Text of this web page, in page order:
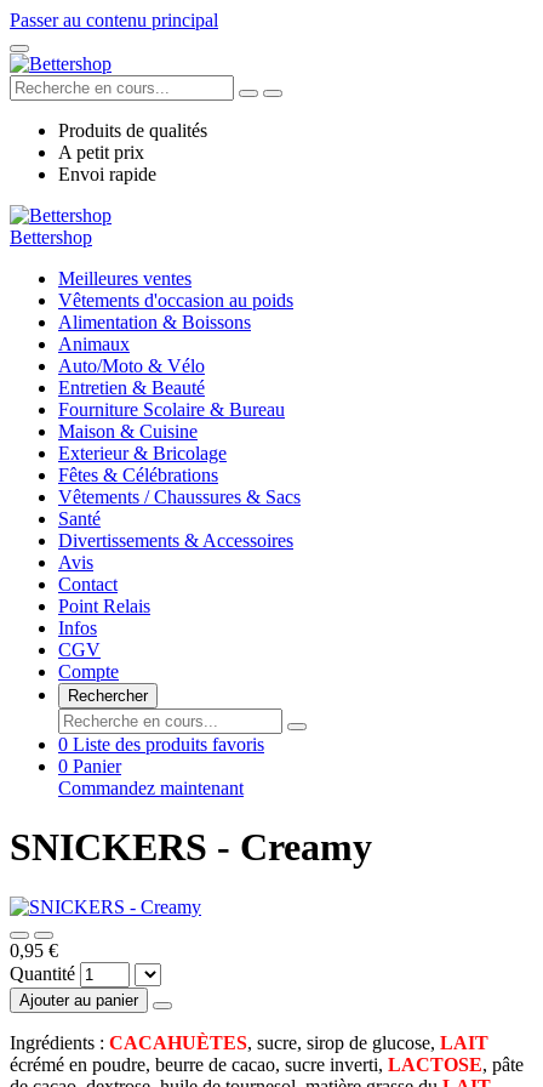
Passer au contenu principal
Produits de qualités
A petit prix
Envoi rapide
Bettershop
Meilleures ventes
Vêtements d'occasion au poids
Alimentation & Boissons
Animaux
Auto/Moto & Vélo
Entretien & Beauté
Fourniture Scolaire & Bureau
Maison & Cuisine
Exterieur & Bricolage
Fêtes & Célébrations
Vêtements / Chaussures & Sacs
Santé
Divertissements & Accessoires
Avis
Contact
Point Relais
Infos
CGV
Compte
Rechercher
0 Liste des produits favoris
0 Panier
Commandez maintenant
SNICKERS - Creamy
0,95 €
Quantité
Ajouter au panier
Ingrédients : CACAHUÈTES, sucre, sirop de glucose, LAIT
écrémé en poudre, beurre de cacao, sucre inverti, LACTOSE, pâte